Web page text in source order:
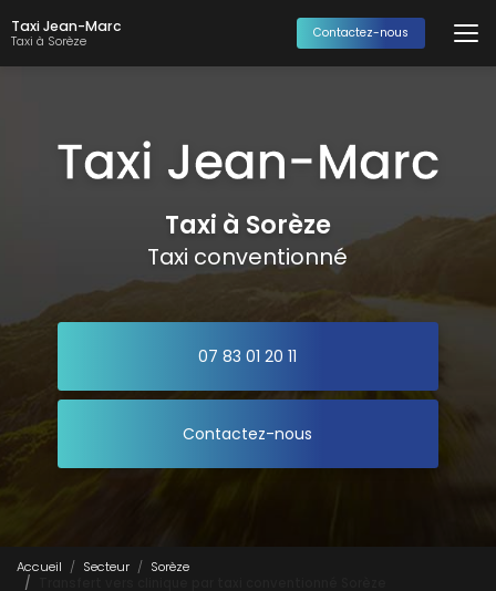
au
contenu
principal
Taxi Jean-Marc
Taxi à Sorèze Contactez-nous
Taxi à Sorèze
Taxi conventionné
07 83 01 20 11
Contactez-nous
Accueil Secteur
Sorèze